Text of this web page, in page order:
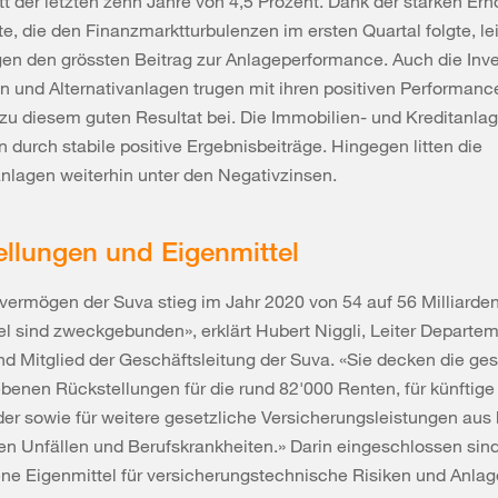
die den Finanzmarktturbulenzen im ersten Quartal folgte,
den grössten Beitrag zur Anlageperformance. Auch die
und Alternativanlagen trugen mit ihren positiven
diesem guten Resultat bei. Die Immobilien- und
durch stabile positive Ergebnisbeiträge. Hingegen litten die
weiterhin unter den Negativzinsen.
und Eigenmittel
der Suva stieg im Jahr 2020 von 54 auf 56
sind zweckgebunden», erklärt Hubert Niggli, Leiter
Mitglied der Geschäftsleitung der Suva. «Sie decken die
Rückstellungen für die rund 82'000 Renten, für
sowie für weitere gesetzliche Versicherungsleistungen aus
Unfällen und Berufskrankheiten.» Darin eingeschlossen
Eigenmittel für versicherungstechnische Risiken und